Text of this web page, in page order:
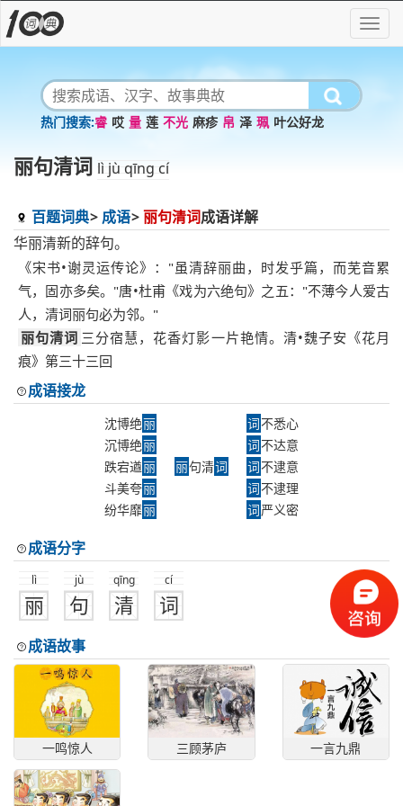
睿 哎 量 莲 不光 麻疹 帛 泽 珮 叶公好龙
丽句清词 lì jù qīng cí
百题词典 成语 丽句清词成语详解
华丽清新的辞句。
《宋书•谢灵运传论》："虽清辞丽曲，时发乎篇，而芜音累
气，固亦多矣。"唐•杜甫《戏为六绝句》之五："不薄今人爱古
人，清词丽句必为邻。"
丽句清词 三分宿慧，花香灯影一片艳情。清•魏子安《花月
痕》第三十三回
成语接龙
沈博绝丽
沉博绝丽
跌宕遒丽
斗美夸丽
纷华靡丽
丽句清词
词不悉心
词不达意
词不逮意
词不逮理
词严义密
成语分字
lì
丽
jù
句
qīng
清
cí
词
成语故事
一鸣惊人 三顾茅庐 一言九鼎